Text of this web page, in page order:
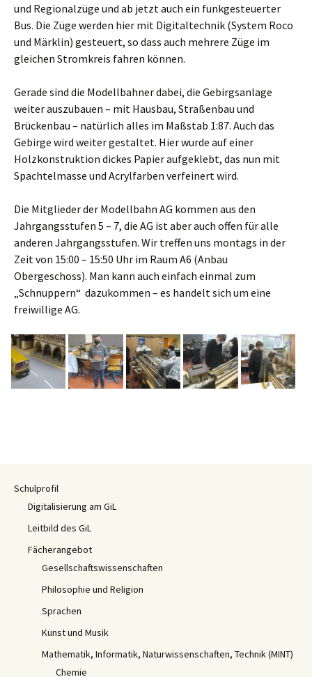
und Regionalzüge und ab jetzt auch ein funkgesteuerter
Bus. Die Züge werden hier mit Digitaltechnik (System Roco
und Märklin) gesteuert, so dass auch mehrere Züge im
gleichen Stromkreis fahren können.
Gerade sind die Modellbahner dabei, die Gebirgsanlage
weiter auszubauen – mit Hausbau, Straßenbau und
Brückenbau – natürlich alles im Maßstab 1:87. Auch das
Gebirge wird weiter gestaltet. Hier wurde auf einer
Holzkonstruktion dickes Papier aufgeklebt, das nun mit
Spachtelmasse und Acrylfarben verfeinert wird.
Die Mitglieder der Modellbahn AG kommen aus den
Jahrgangsstufen 5 – 7, die AG ist aber auch offen für alle
anderen Jahrgangsstufen. Wir treffen uns montags in der
Zeit von 15:00 – 15:50 Uhr im Raum A6 (Anbau
Obergeschoss). Man kann auch einfach einmal zum
„Schnuppern“ dazukommen – es handelt sich um eine
freiwillige AG.
Schulprofil
Digitalisierung am GiL
Leitbild des GiL
Fächerangebot
Gesellschaftswissenschaften
Philosophie und Religion
Sprachen
Kunst und Musik
Mathematik, Informatik, Naturwissenschaften, Technik (MINT)
Chemie